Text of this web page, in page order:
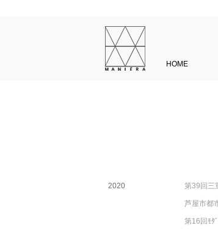
HOME
2020 第39回三
芦屋市都
第16回ﾓﾀ